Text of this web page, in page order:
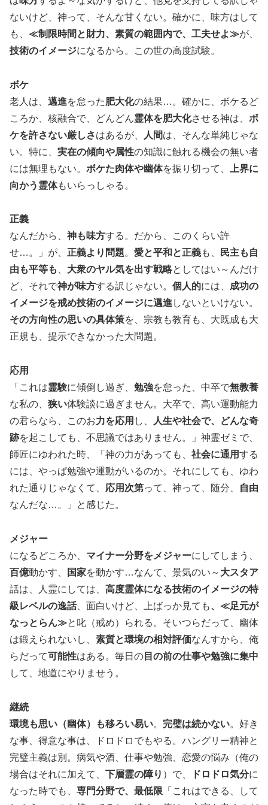
ないけど、神って、そんな甘くない。確かに、味方はして
も、 ≪制限時間と財力、素質の範囲内で、工夫せよ≫が、
技術のイメージになるから。この世の高度試験。
ボケ
老人は、 邁進を怠った肥大化の結果…。確かに、ボケるど
ころか、核融合で、どんどん霊体を肥大化させる神は、 ボ
ケを許さない厳しさはあるが、 人間は、そんな単純じゃな
い。特に、 実在の傾向や属性の知識に触れる機会の無い者
には無理もない。 ボケた肉体や幽体を振り切って、
上界に
向かう霊体もいらっしゃる。
正義
なんだから、 神も味方する。だから、このくらい許
せ…。」が、 正義より問題。 愛と平和と正義も、
民主も自
由も平等も
大衆のヤル気を出す戦略としてはい～んだけ
ど、それで神が味方する訳じゃない。 個人的には、 成功の
イメージを戒め技術のイメージに邁進 しないといけない。
その方向性の思いの具体策を、宗教も教育も、大既成も大
正規も、提示できなかった大問題。
応用
「これは霊験に傾倒し過ぎ、 勉強を怠った、中卒で無教養
な私の、 狭い体験談に過ぎません。大卒で、高い運動能力
の君らなら、このお力を応用 し、
人生や社会で、どんな奇
跡を起こしても、不思議ではありません。」神霊ゼミで、
師匠にゆわれた時、「神の力があっても、 社会に通用する
には、やっぱ勉強や運動がいるのか。それにしても、ゆわ
れた通りじゃなくて、 応用次第って、神って、随分、
自由
なんだな…。」と感じた。
メジャー
になるどころか、 マイナー分野をメジャーにしてしまう、
百億動かす、 国家を動かす…なんて、景気のい～ 大スタア
話は、人霊にしては、 高度霊体になる技術のイメージの特
級レベルの逸話、面白いけど、上ばっか見ても、≪足元が
なっとらん≫と叱（戒め）られる。そいつらだって、幽体
は鍛えられないし、 素質と環境の相対評価なんすから、俺
らだって可能性はある。毎日の 目の前の仕事や勉強に集中
して、地道にやりませう。
継続
環境も思い（幽体）も移ろい易い。 完璧は続かない。好き
な事、得意な事は、ドロドロでもやる。ハングリー精神と
完璧主義は別。病気や酒、仕事や勉強、恋愛の悩み（俺の
場合はそれに加えて、 下層霊の障り ）で、 ドロドロ気分に
なった時でも、 専門分野で、最低限 「これはできる、して